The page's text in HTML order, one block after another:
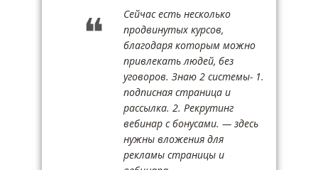
Сейчас есть несколько
продвинутых курсов,
благодаря которым можно
привлекать людей, без
уговоров. Знаю 2 системы- 1.
подписная страница и
рассылка. 2. Рекрутинг
вебинар с бонусами. — здесь
нужны вложения для
рекламы страницы и